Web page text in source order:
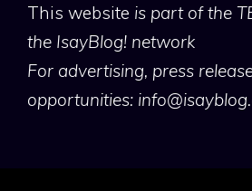
This website is part of the
the IsayBlog! network
For advertising, press
opportunities: